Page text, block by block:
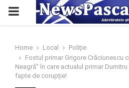
PRIMARY
Home Local
Poliție
Fostul primar Grigore Crăciunescu
Neagră” în care actualul primar
fapte de corupție!